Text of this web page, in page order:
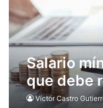
Salario
que debe
nómina
Víctor Castro